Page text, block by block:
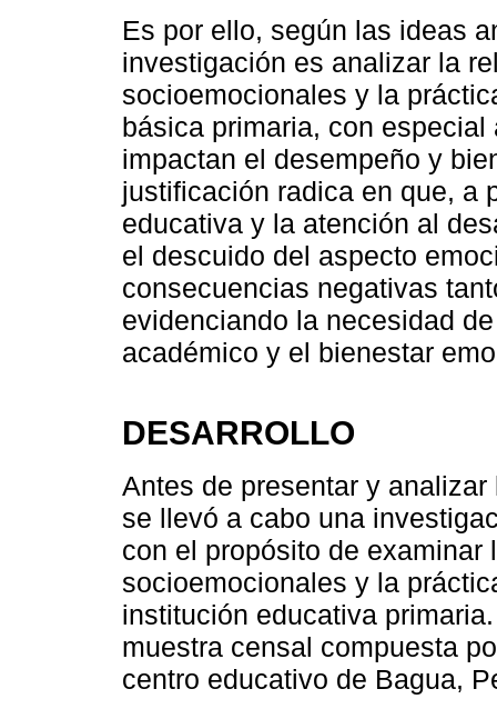
Es por ello, según las ideas
investigación es analizar la
socioemocionales y la
básica primaria, con
impactan el desempeño y
justificación radica en que, a
educativa y la atención al
el descuido del aspecto
consecuencias negativas
evidenciando la necesidad
académico y el bienestar
DESARROLLO
Antes de presentar y
se llevó a cabo una
con el propósito de
socioemocionales y la
institución educativa
muestra censal compuesta
centro educativo de Bagua,